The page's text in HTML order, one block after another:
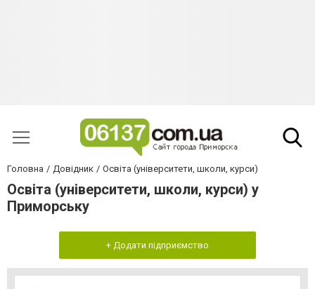
Головна Довідник Освіта (університети, школи, курси)
Освіта (університети, школи, курси) у
Приморську
+ Додати підприємство